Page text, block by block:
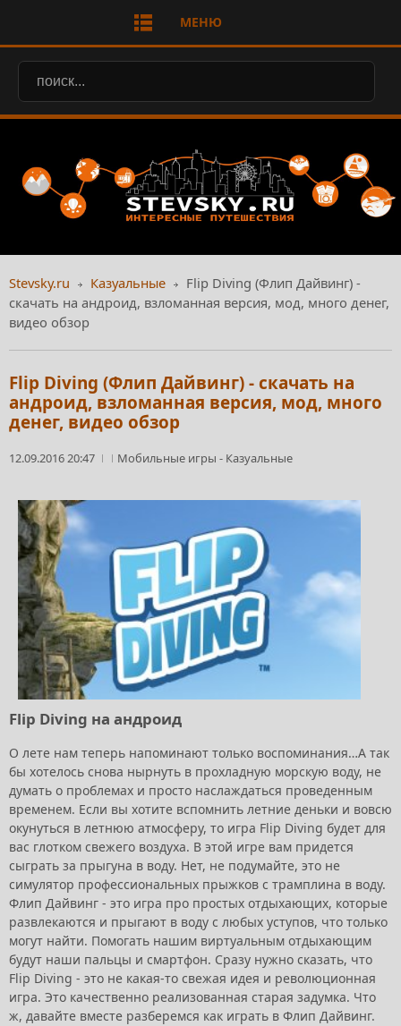
МЕНЮ
Stevsky.ru Казуальные
Flip Diving (Флип Дайвинг) -
скачать на андроид, взломанная версия, мод, много денег,
видео обзор
Flip Diving (Флип Дайвинг) - скачать на
андроид, взломанная версия, мод, много
денег, видео обзор
12.09.2016 20:47 Мобильные игры - Казуальные
Flip Diving на андроид
О лете нам теперь напоминают только воспоминания…А так
бы хотелось снова нырнуть в прохладную морскую воду, не
думать о проблемах и просто наслаждаться проведенным
временем. Если вы хотите вспомнить летние деньки и вовсю
окунуться в летнюю атмосферу, то игра Flip Diving будет для
вас глотком свежего воздуха. В этой игре вам придется
сыграть за прыгуна в воду. Нет, не подумайте, это не
симулятор профессиональных прыжков с трамплина в воду.
Флип Дайвинг - это игра про простых отдыхающих, которые
развлекаются и прыгают в воду с любых уступов, что только
могут найти. Помогать нашим виртуальным отдыхающим
будут наши пальцы и смартфон. Сразу нужно сказать, что
Flip Diving - это не какая-то свежая идея и революционная
игра. Это качественно реализованная старая задумка. Что
ж, давайте вместе разберемся как играть в Флип Дайвинг.